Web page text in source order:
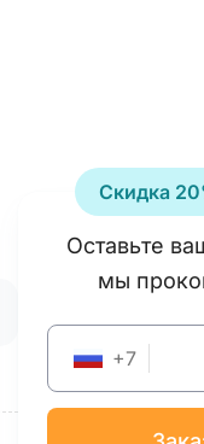
Скидка
Оставьте ваш номер телефона и
мы
+7